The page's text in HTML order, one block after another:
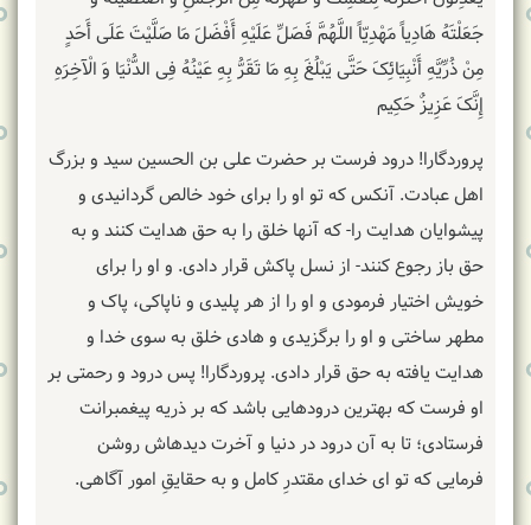
جَعَلْتَهُ هَادِیاً مَهْدِیّاً اللَّهُمَّ فَصَلِّ عَلَیْهِ أَفْضَلَ مَا صَلَّیْتَ عَلَی أَحَدٍ
مِنْ ذُرِّیَّهِ أَنْبِیَائِکَ‏ حَتَّی یَبْلُغَ بِهِ مَا تَقَرُّ بِهِ عَیْنُهُ فِی الدُّنْیَا وَ الْآخِرَهِ
إِنَّکَ عَزِیزٌ حَکِیم
پروردگارا! درود فرست بر حضرت علی بن الحسین سید و بزرگ
اهل عبادت. آنکس که تو او را برای خود خالص گردانیدی و
پیشوایان هدایت را- که آنها خلق را به حق هدایت کنند و به
حق باز رجوع کنند- از نسل پاکش قرار دادی. و او را برای
خویش اختیار فرمودی و او را از هر پلیدی و ناپاکی، پاک و
مطهر ساختی و او را برگزیدی و هادی خلق به سوی خدا و
هدایت یافته به حق قرار دادی. پروردگارا! پس درود و رحمتی بر
او فرست که بهترین درودهایی باشد که بر ذریه پیغمبرانت
فرستادی؛ تا به آن درود در دنیا و آخرت دیده‏اش روشن
فرمایی که تو ای خدای مقتدرِ کامل و به حقایقِ امور آگاهی.